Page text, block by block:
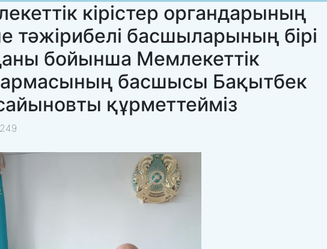
кірістер органдарының
тәжірибелі басшыларының бірі
бойынша Мемлекеттік
басшысы Бақытбек
құрметтейміз